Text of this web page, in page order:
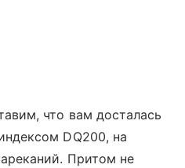
что вам досталась
DQ200, на
Притом не